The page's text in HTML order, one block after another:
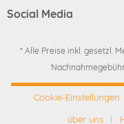
Social Media
* Alle Preise inkl. gesetzl.
Cookie-Einstellungen
über uns